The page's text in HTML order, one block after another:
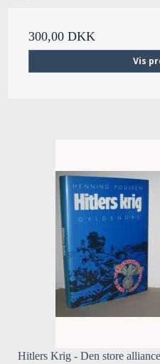
300,00 DKK
Vis
Hitlers Krig - Den store alliance